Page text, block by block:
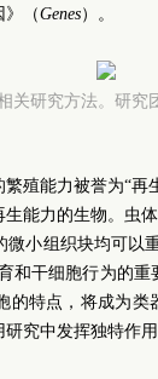
》（Genes）。
关研究方法。研究
殖能力被誉为“
能力的生物。虫
小组织块均可以
和干细胞行为的
的特点，将成为
究中发挥独特作用